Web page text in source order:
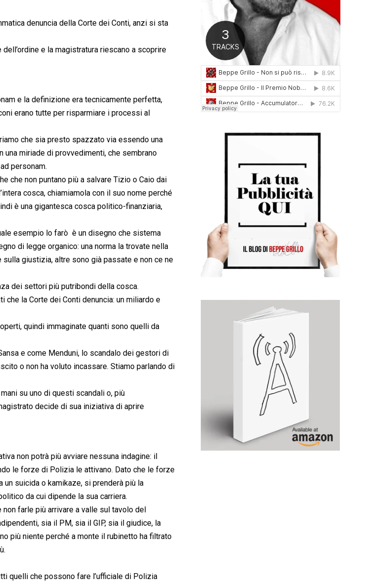
6
denuncia della Corte dei Conti, anzi si sta
e la magistratura riescano a scoprire
e la definizione era tecnicamente perfetta,
erano tutte per risparmiare i processi al
che sia presto spazzato via essendo una
una miriade di provvedimenti, che sembrano
personam.
che non puntano più a salvare Tizio o Caio dai
cosca, chiamiamola con il suo nome perché
è una gigantesca cosca politico-finanziaria,
esempio lo farò  è un disegno che sistema
di legge organico: una norma la trovate nella
sulla giustizia, altre sono già passate e non ce ne
dei settori più putribondi della cosca.
che la Corte dei Conti denuncia: un miliardo e
quindi immaginate quanti sono quelli da
e come Menduni, lo scandalo dei gestori di
o non ha voluto incassare. Stiamo parlando di
su uno di questi scandali o, più
decide di sua iniziativa di aprire
non potrà più avviare nessuna indagine: il
le forze di Polizia le attivano. Dato che le forze
suicida o kamikaze, si prenderà più la
da cui dipende la sua carriera.
farle più arrivare a valle sul tavolo del
sia il PM, sia il GIP, sia il giudice, la
più niente perché a monte il rubinetto ha filtrato
quelli che possono fare l’ufficiale di Polizia